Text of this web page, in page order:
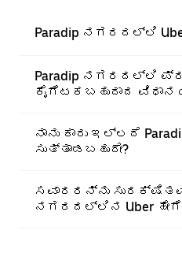
Paradip ನಗರದಲ್ಲಿ
Paradip ನಗರದಲ್ಲಿ
ಕೈಗೆಟಕಬಹುದಾದ ವಿಧಾನ
ನಾನು ಕಾರು ಇಲ್ಲದೆ
ಸುತ್ತಾಡಬಹುದೇ?
ಸವಾರರನ್ನು
ನಗರದಲ್ಲಿನ Uber ಹೇಗೆ